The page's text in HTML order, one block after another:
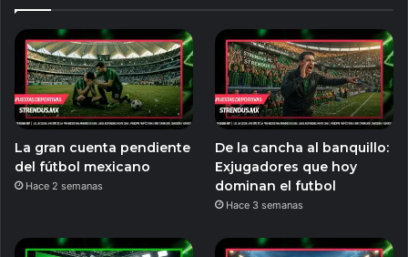
La gran cuenta pendiente
del fútbol mexicano
Hace 2 semanas
De la cancha al banquillo:
Exjugadores que hoy
dominan el futbol
Hace 3 semanas